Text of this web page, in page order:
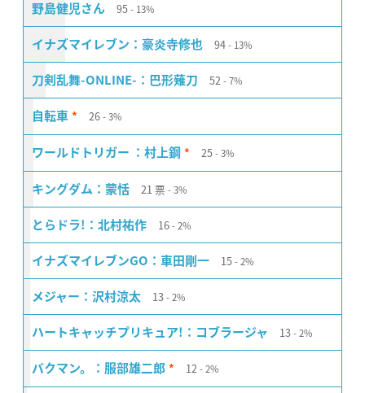
野島健児さん 95 13%
イナズマイレブン：豪炎寺修也 94 13%
刀剣乱舞-ONLINE-：巴形薙刀 52 7%
自転車 * 26 3%
ワールドトリガー ：村上鋼 * 25 3%
キングダム：蒙恬 21 票 3%
とらドラ!：北村祐作 16 2%
イナズマイレブンGO：車田剛一 15 2%
メジャー：沢村涼太 13 2%
ハートキャッチプリキュア!：コブラージャ 13 2%
バクマン。：服部雄二郎 * 12 2%